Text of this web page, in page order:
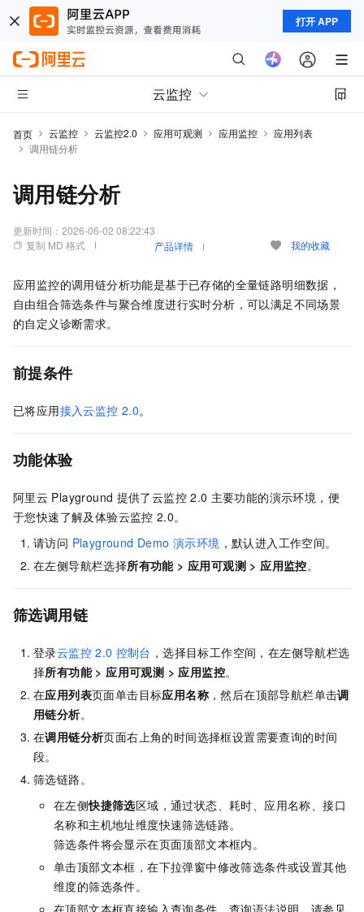
打开 APP
云监控
首页 云监控 云监控2.0 应用可观测 应用监控
应用列表
调用链分析
调用链分析
更新时间： 2026-06-02 08:22:43
复制 MD 格式
产品详情 我的收藏
应用监控的调用链分析功能是基于已存储的全量链路明细数据，
自由组合筛选条件与聚合维度进行实时分析，可以满足不同场景
的自定义诊断需求。
前提条件
已将应用接入云监控 2.0。
功能体验
阿里云 Playground 提供了云监控 2.0 主要功能的演示环境，便
于您快速了解及体验云监控 2.0。
请访问 Playground Demo 演示环境 ，默认进入工作空间。
在左侧导航栏选择所有功能>应用可观测 >应用监控。
筛选调用链
登录云监控 2.0 控制台 ，选择目标工作空间，在左侧导航栏选
择所有功能>应用可观测 >应用监控。
在应用列表页面单击目标应用名称 ，然后在顶部导航栏单击调
用链分析。
在调用链分析页面右上角的时间选择框设置需要查询的时间
段。
筛选链路。
在左侧快捷筛选区域，通过状态、耗时、应用名称、接口
名称和主机地址维度快速筛选链路。
筛选条件将会显示在页面顶部文本框内。
单击顶部文本框，在下拉弹窗中修改筛选条件或设置其他
维度的筛选条件。